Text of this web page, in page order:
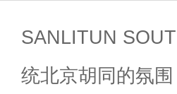
SANLITUN
统北京胡同的氛